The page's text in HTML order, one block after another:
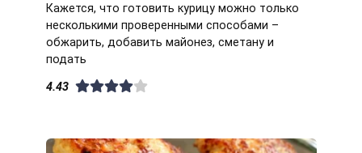
Кажется, что готовить курицу можно только
несколькими проверенными способами –
обжарить, добавить майонез, сметану и
подать
4.43